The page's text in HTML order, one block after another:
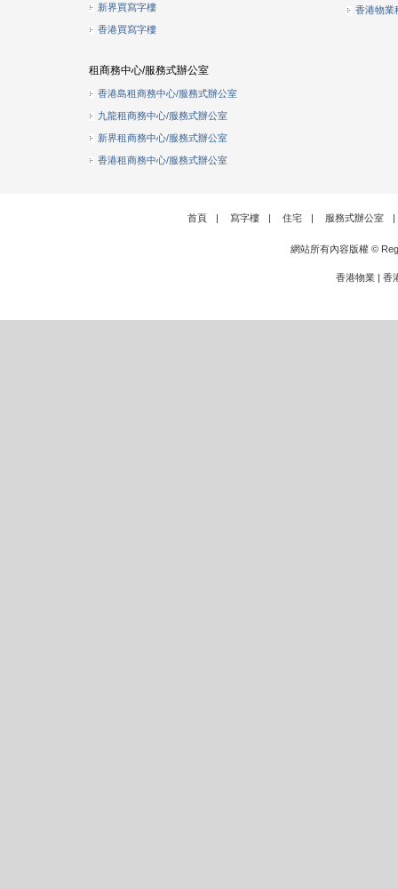
新界買寫字樓
香港買寫字樓
租商務中心/服務式辦公室
香港島租商務中心/服務式辦公室
九龍租商務中心/服務式辦公室
新界租商務中心/服務式辦公室
香港租商務中心/服務式辦公室
香港物業
首頁 | 寫字樓 | 住宅 | 服務式辦公室 |
網站所有內容版權 ©
香港物業 | 香